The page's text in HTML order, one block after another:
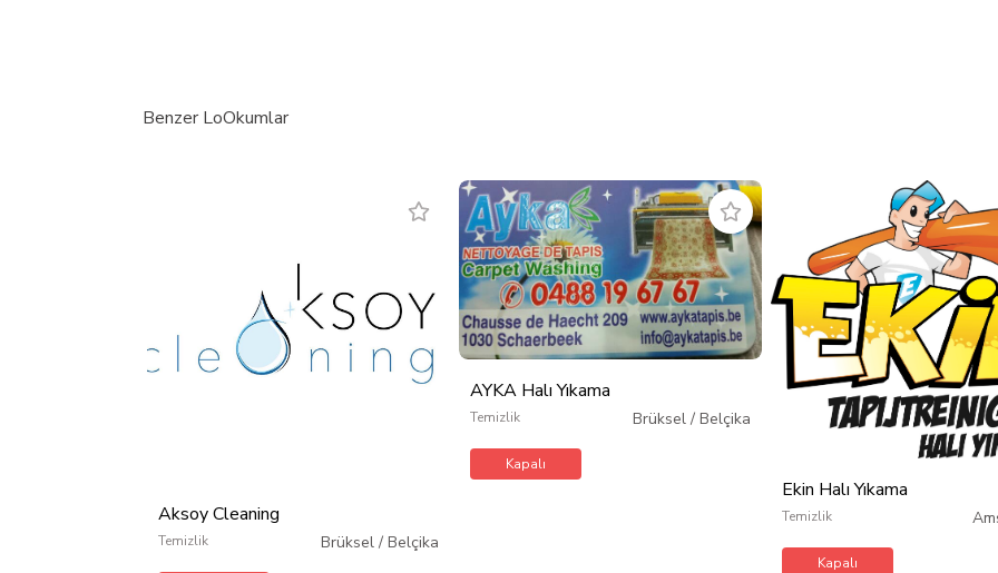
Benzer LoOkumlar
Aksoy Cleaning
Temizlik Brüksel / Belçika
AYKA Halı Yıkama
Temizlik Brüksel / Belçika
Kapalı
Ekin Halı Yıkama
Temizlik
Kapalı